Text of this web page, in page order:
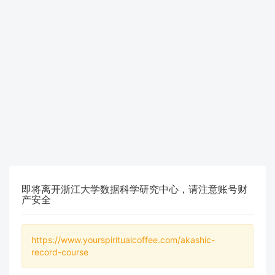
即将离开浙江大学数据科学研究中心，请注意账号财
产安全
https://www.yourspiritualcoffee.com/akashic-
record-course